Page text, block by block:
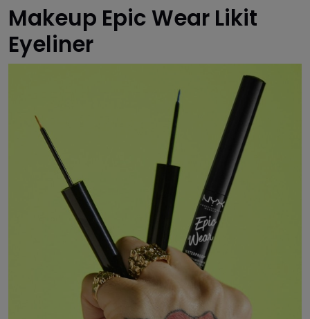
Makeup Epic Wear Likit
Eyeliner